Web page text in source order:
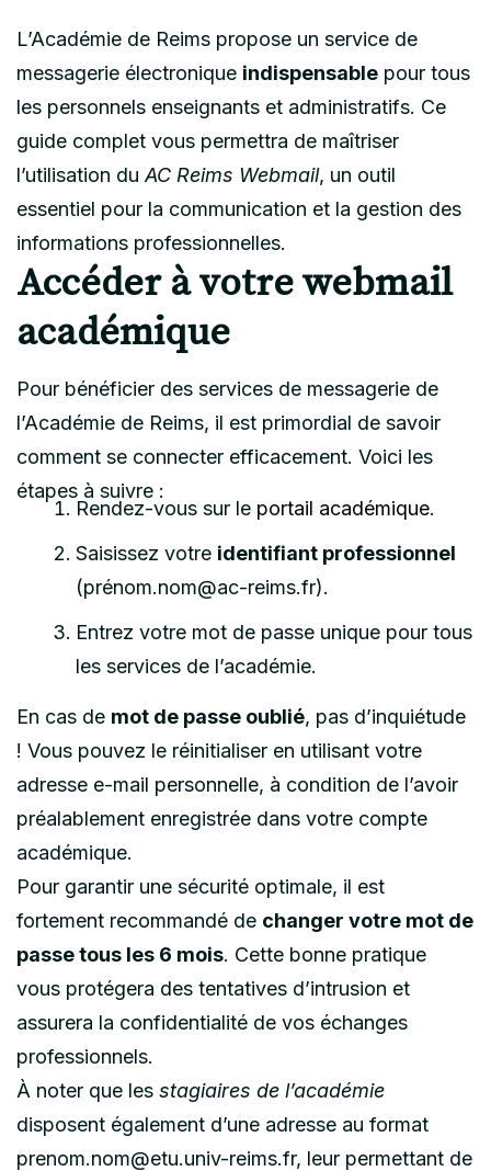
L’Académie de Reims propose un service de
messagerie électronique indispensable pour tous
les personnels enseignants et administratifs. Ce
guide complet vous permettra de maîtriser
l’utilisation du AC Reims Webmail, un outil
essentiel pour la communication et la gestion des
informations professionnelles.
Accéder à votre webmail
académique
Pour bénéficier des services de messagerie de
l’Académie de Reims, il est primordial de savoir
comment se connecter efficacement. Voici les
étapes à suivre :
Rendez-vous sur le portail académique.
Saisissez votre identifiant professionnel
(prénom.nom@ac-reims.fr).
Entrez votre mot de passe unique pour tous
les services de l’académie.
En cas de mot de passe oublié, pas d’inquiétude
! Vous pouvez le réinitialiser en utilisant votre
adresse e-mail personnelle, à condition de l’avoir
préalablement enregistrée dans votre compte
académique.
Pour garantir une sécurité optimale, il est
fortement recommandé de changer votre mot de
passe tous les 6 mois. Cette bonne pratique
vous protégera des tentatives d’intrusion et
assurera la confidentialité de vos échanges
professionnels.
À noter que les stagiaires de l’académie
disposent également d’une adresse au format
prenom.nom@etu.univ-reims.fr, leur permettant de